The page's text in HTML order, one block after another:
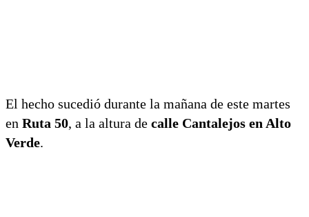
El hecho sucedió durante la mañana de este martes
en Ruta 50, a la altura de calle Cantalejos en Alto
Verde.